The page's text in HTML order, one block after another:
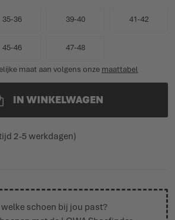
35-36 39-40 41-42
45-46 47-48
maat aan volgens onze maattabel
IN WINKELWAGEN
2-5 werkdagen)
welke schoen bij jou past?